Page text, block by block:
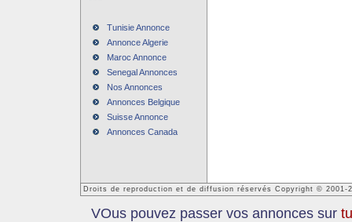
Tunisie Annonce
Annonce Algerie
Maroc Annonce
Senegal Annonces
Nos Annonces
Annonces Belgique
Suisse Annonce
Annonces Canada
Droits de reproduction et de diffusion réservés Copyright © 2001-
VOus pouvez passer vos annonces sur